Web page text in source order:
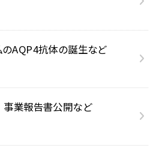
AQP4抗体の誕生など
業報告書公開など